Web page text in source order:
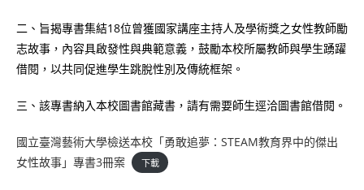
二、旨揭專書集結18位曾獲國家講座主持人及學術獎之女性教師勵
志故事，內容具啟發性與典範意義，鼓勵本校所屬教師與學生踴躍
借閱，以共同促進學生跳脫性別及傳統框架。
三、該專書納入本校圖書館藏書，請有需要師生逕洽圖書館借閱。
國立臺灣藝術大學檢送本校「勇敢追夢：STEAM教育界中的傑出
女性故事」專書3冊案
下載